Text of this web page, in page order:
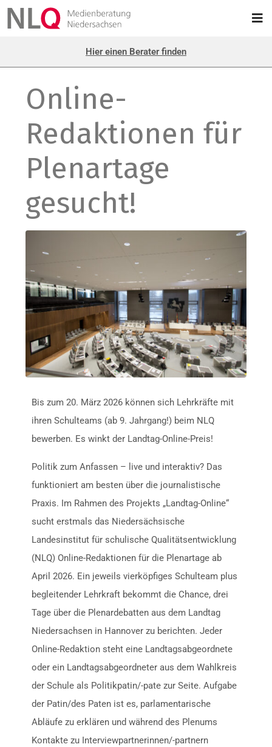
Hier einen Berater finden
Online-
Redaktionen für
Plenartage
gesucht!
Bis zum 20. März 2026 können sich Lehrkräfte mit
ihren Schulteams (ab 9. Jahrgang!) beim NLQ
bewerben. Es winkt der Landtag-Online-Preis!
Politik zum Anfassen – live und interaktiv? Das
funktioniert am besten über die journalistische
Praxis. Im Rahmen des Projekts „Landtag-Online“
sucht erstmals das Niedersächsische
Landesinstitut für schulische Qualitätsentwicklung
(NLQ) Online-Redaktionen für die Plenartage ab
April 2026. Ein jeweils vierköpfiges Schulteam plus
begleitender Lehrkraft bekommt die Chance, drei
Tage über die Plenardebatten aus dem Landtag
Niedersachsen in Hannover zu berichten. Jeder
Online-Redaktion steht eine Landtagsabgeordnete
oder ein Landtagsabgeordneter aus dem Wahlkreis
der Schule als Politikpatin/-pate zur Seite. Aufgabe
der Patin/des Paten ist es, parlamentarische
Abläufe zu erklären und während des Plenums
Kontakte zu Interviewpartnerinnen/-partnern